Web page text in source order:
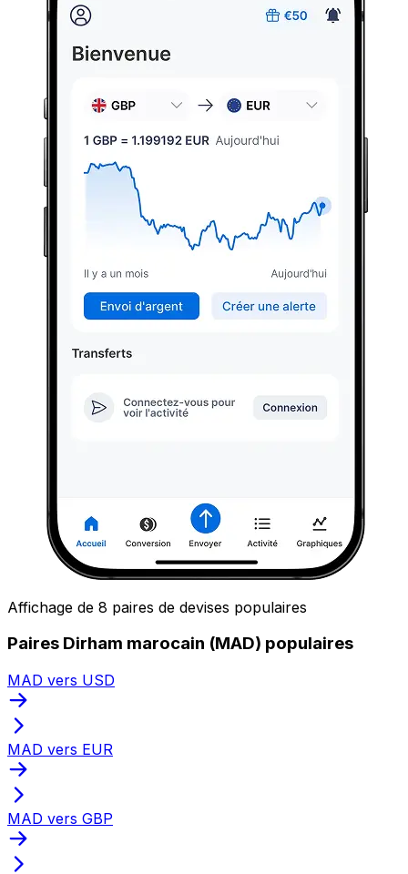
Affichage de 8 paires de devises populaires
Paires Dirham marocain (MAD) populaires
MAD vers USD
MAD vers EUR
MAD vers GBP